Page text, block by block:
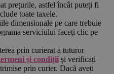
prețurile, astfel încât puteți fi
toate taxele.
dimensionale pe care trebuie
serviciului faceți clic pe
prin curierat a tuturor
și condiții și verificați
prin curier. Dacă aveți